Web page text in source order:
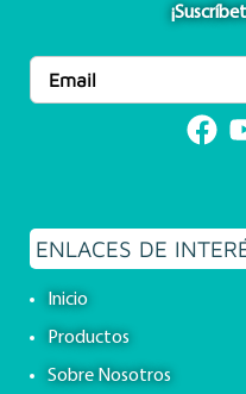
ENLACES DE
Inicio
Productos
Sobre Nosotros